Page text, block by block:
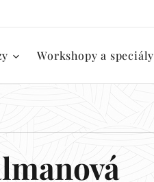
Workshopy a speciály